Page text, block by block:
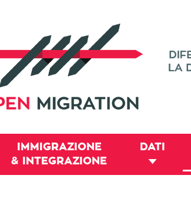
IMMIGRAZIONE
& INTEGRAZIONE
DATI